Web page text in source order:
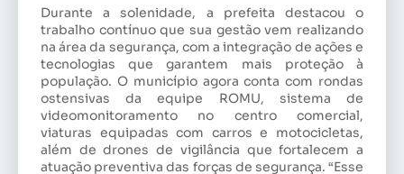
Durante a solenidade, a prefeita destacou o
trabalho contínuo que sua gestão vem realizando
na área da segurança, com a integração de ações e
tecnologias que garantem mais proteção à
população. O município agora conta com rondas
ostensivas da equipe ROMU, sistema de
videomonitoramento no centro comercial,
viaturas equipadas com carros e motocicletas,
além de drones de vigilância que fortalecem a
atuação preventiva das forças de segurança. “Esse